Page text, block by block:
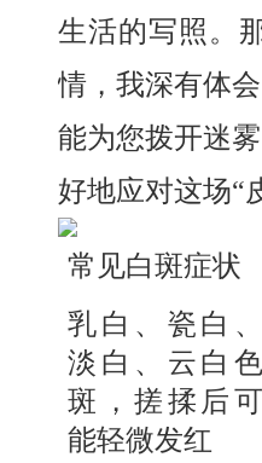
生活的写照。
情，我深有体
能为您拨开迷
好地应对这场“
常见白斑症状
乳白、瓷白、
淡白、云白色
斑，搓揉后可
能轻微发红